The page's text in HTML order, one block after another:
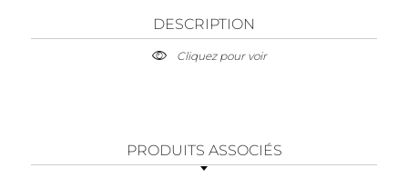
DESCRIPTION
Cliquez pour voir
PRODUITS ASSOCIÉS